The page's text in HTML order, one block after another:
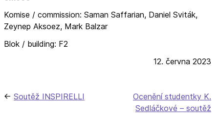
Komise / commission: Saman Saffarian, Daniel Sviták,
Zeynep Aksoez, Mark Balzar
Blok / building: F2
12. června 2023
Navigace
Soutěž INSPIRELLI
Ocenění studentky K.
Sedláčkové – soutěž